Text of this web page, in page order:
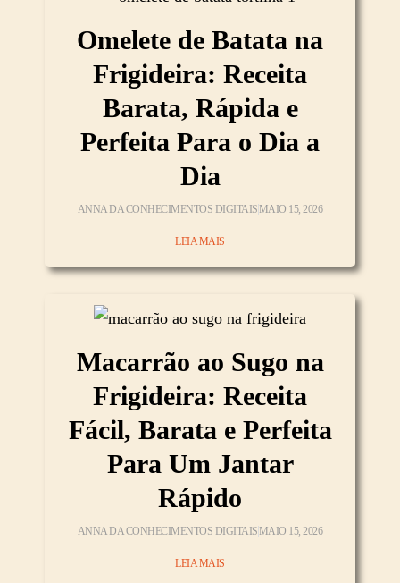
Omelete de Batata na
Frigideira: Receita
Barata, Rápida e
Perfeita Para o Dia a
Dia
ANNA DA CONHECIMENTOS DIGITAISMAIO 15, 2026
LEIA MAIS
Macarrão ao Sugo na
Frigideira: Receita
Fácil, Barata e Perfeita
Para Um Jantar
Rápido
ANNA DA CONHECIMENTOS DIGITAISMAIO 15, 2026
LEIA MAIS